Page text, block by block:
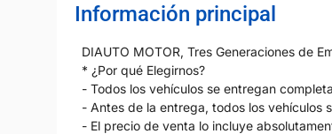
Información principal
DIAUTO MOTOR, Tres Generaciones de
* ¿Por qué Elegirnos?
- Todos los vehículos se entregan
- Antes de la entrega, todos los vehículos
- El precio de venta lo incluye